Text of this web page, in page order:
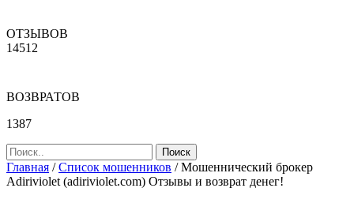
ОТЗЫВОВ
14512
ВОЗВРАТОВ
1387
Главная /Список мошенников /Мошеннический брокер
Adiriviolet (adiriviolet.com) Отзывы и возврат денег!